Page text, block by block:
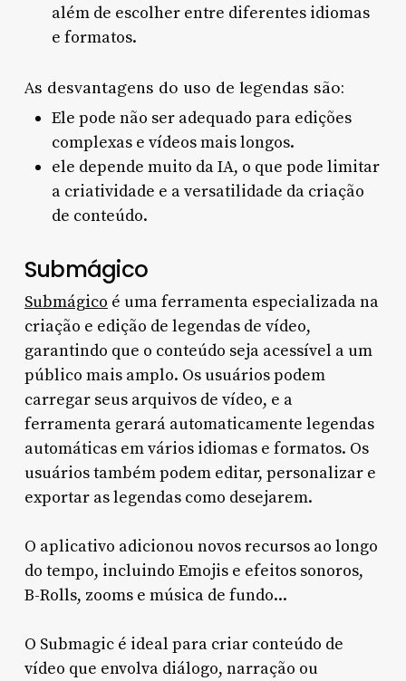
além de escolher entre diferentes idiomas
e formatos.
As desvantagens do uso de legendas são:
Ele pode não ser adequado para edições
complexas e vídeos mais longos.
ele depende muito da IA, o que pode limitar
a criatividade e a versatilidade da criação
de conteúdo.
Submágico
Submágico é uma ferramenta especializada na
criação e edição de legendas de vídeo,
garantindo que o conteúdo seja acessível a um
público mais amplo. Os usuários podem
carregar seus arquivos de vídeo, e a
ferramenta gerará automaticamente legendas
automáticas em vários idiomas e formatos. Os
usuários também podem editar, personalizar e
exportar as legendas como desejarem.
O aplicativo adicionou novos recursos ao longo
do tempo, incluindo Emojis e efeitos sonoros,
B-Rolls, zooms e música de fundo...
O Submagic é ideal para criar conteúdo de
vídeo que envolva diálogo, narração ou